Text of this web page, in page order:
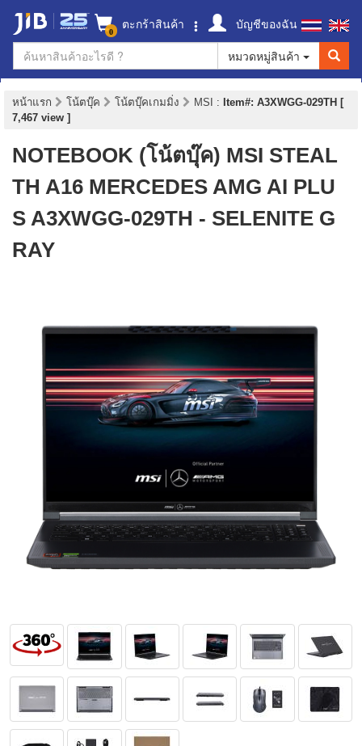
0 ตะกร้าสินค้า
บัญชีของฉัน
หมวดหมู่สินค้า
หน้าแรก โน้ตบุ๊ค โน้ตบุ๊คเกมมิ่ง MSI : Item#: A3XWGG-029TH [
7,467 view ]
NOTEBOOK (โน้ตบุ๊ค) MSI STEAL
TH A16 MERCEDES AMG AI PLU
S A3XWGG-029TH - SELENITE G
RAY